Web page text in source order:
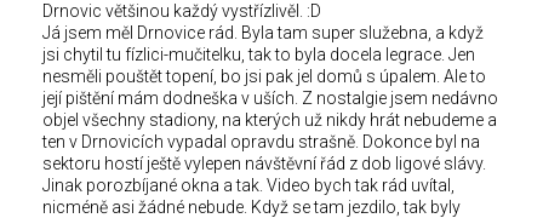
Drnovic většinou každý vystřízlivěl. :D
Já jsem měl Drnovice rád. Byla tam super služebna, a když
jsi chytil tu fízlici-mučitelku, tak to byla docela legrace. Jen
nesměli pouštět topení, bo jsi pak jel domů s úpalem. Ale to
její pištění mám dodneška v uších. Z nostalgie jsem nedávno
objel všechny stadiony, na kterých už nikdy hrát nebudeme a
ten v Drnovicích vypadal opravdu strašně. Dokonce byl na
sektoru hostí ještě vylepen návštěvní řád z dob ligové slávy.
Jinak porozbíjané okna a tak. Video bych tak rád uvítal,
nicméně asi žádné nebude. Když se tam jezdilo, tak byly